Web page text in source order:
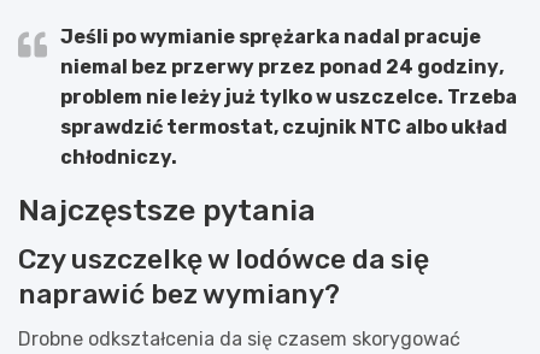
Jeśli po wymianie sprężarka nadal pracuje
niemal bez przerwy przez ponad 24 godziny,
problem nie leży już tylko w uszczelce. Trzeba
sprawdzić termostat, czujnik NTC albo układ
chłodniczy.
Najczęstsze pytania
Czy uszczelkę w lodówce da się
naprawić bez wymiany?
Drobne odkształcenia da się czasem skorygować